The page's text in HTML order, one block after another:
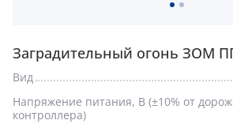
Заградительный огонь ЗОМ
Вид
Напряжение питания, В (±10% от
контроллера)